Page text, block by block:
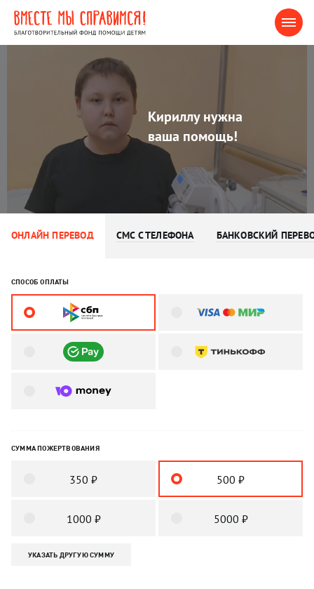
Кириллу нужна
ваша помощь!
ОНЛАЙН ПЕРЕВОД СМС С ТЕЛЕФОНА БАНКОВСКИЙ
СПОСОБ ОПЛАТЫ
СУММА ПОЖЕРТВОВАНИЯ
350 ₽ 500 ₽
1000 ₽ 5000 ₽
УКАЗАТЬ ДРУГУЮ СУММУ